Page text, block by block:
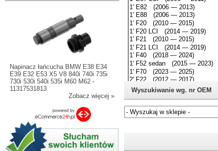
Napinacz łańcucha BMW E38 E34
E39 E32 E53 X5 V8 840i 740i 735i
730i 530i 540i 535i M60 M62 -
11317531813
Zobacz więcej »
Wyszukiwanie wg. nr OEM